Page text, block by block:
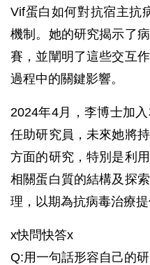
Vif蛋白如何對抗宿主抗
機制。她的研究揭示了
賽，並闡明了這些交互
過程中的關鍵影響。
2024年4月，李博士加
任助研究員，未來她將
方面的研究，特別是利
相關蛋白質的結構及探
理，以期為抗病毒治療
x快問快答x
Q:用一句話形容自己的研